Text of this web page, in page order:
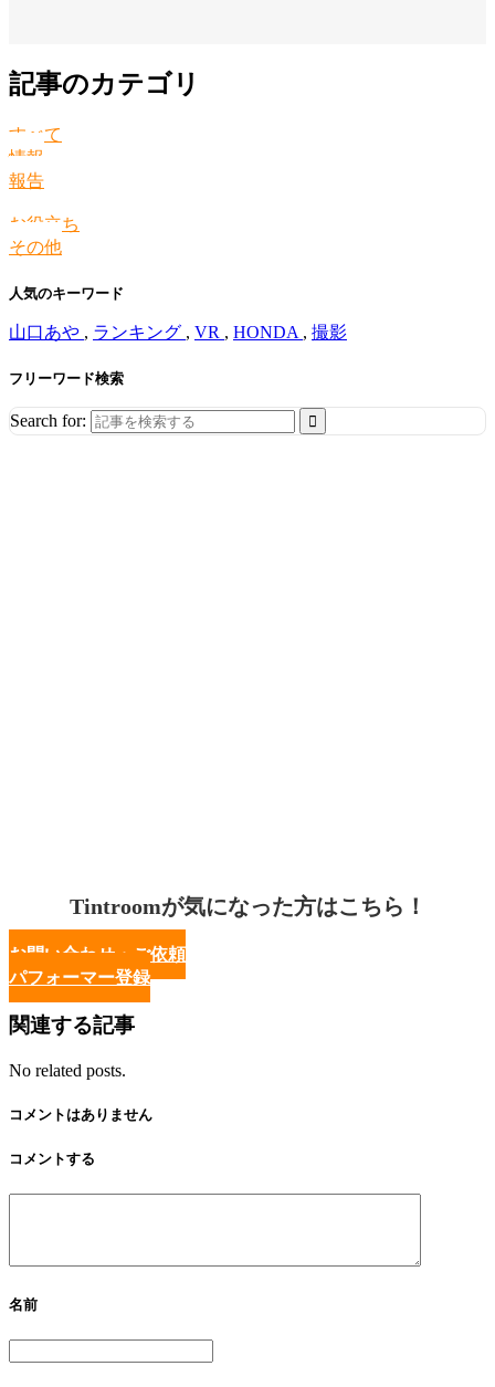
記事のカテゴリ
すべて
情報
報告
お役立ち
その他
人気のキーワード
山口あや , ランキング , VR , HONDA , 撮影
フリーワード検索
Search for:
Tintroomが気になった方はこちら！
お問い合わせ・ご依頼
パフォーマー登録
関連する記事
No related posts.
コメントはありません
コメントする
名前